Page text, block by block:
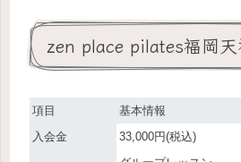
zen place pilates福岡
項目
基本情報
入会金
33,000円(税込)